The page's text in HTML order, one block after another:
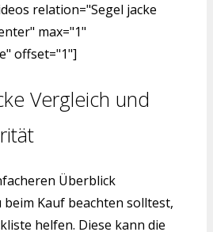
relation="Segel jacke
max="1"
offset="1"]
Vergleich und
Überblick
beim Kauf beachten solltest,
helfen. Diese kann die